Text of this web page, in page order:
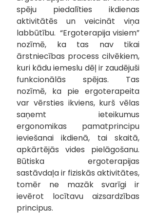
spēju piedalīties ikdienas
aktivitātēs un veicināt viņa
labbūtību.  “Ergoterapija visiem”
nozīmē, ka tas nav tikai
ārstniecības process cilvēkiem,
kuri kādu iemeslu dēļ ir zaudējuši
funkcionālās spējas. Tas
nozīmē, ka pie ergoterapeita
var vērsties ikviens, kurš vēlas
saņemt ieteikumus
ergonomikas pamatprincipu
ieviešanai ikdienā, tai skaitā,
apkārtējās vides pielāgošanu.
Būtiska ergoterapijas
sastāvdaļa ir fiziskās aktivitātes,
tomēr ne mazāk svarīgi ir
ievērot locītavu aizsardzības
principus.